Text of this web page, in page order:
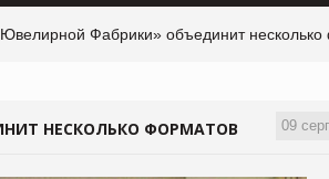
Фабрики» объединит
09
НЕСКОЛЬКО ФОРМАТОВ